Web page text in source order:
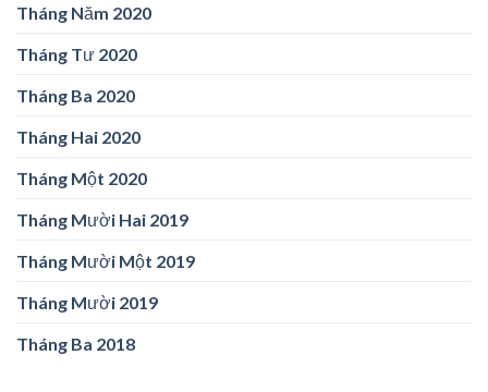
Tháng Năm 2020
Tháng Tư 2020
Tháng Ba 2020
Tháng Hai 2020
Tháng Một 2020
Tháng Mười Hai 2019
Tháng Mười Một 2019
Tháng Mười 2019
Tháng Ba 2018